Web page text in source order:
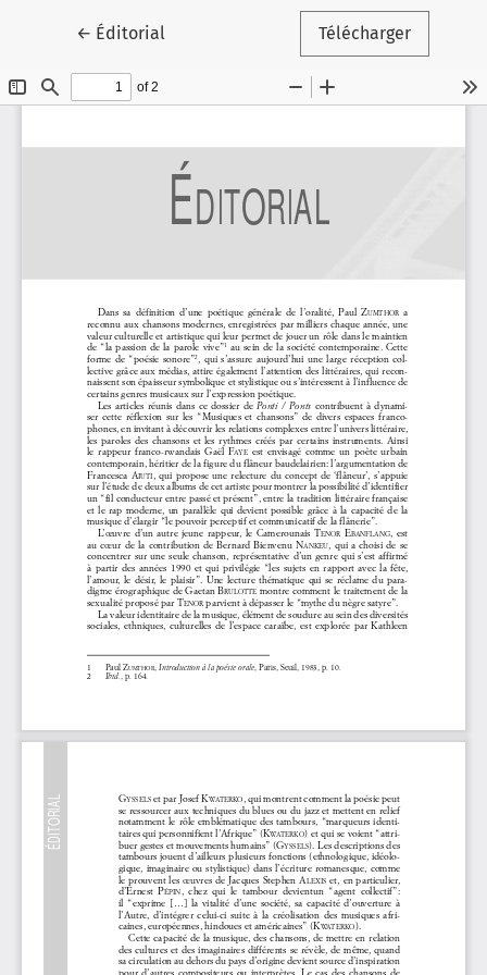
← Retourner aux informations sur l'article
Éditorial Télécharger